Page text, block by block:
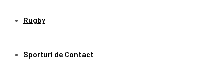
Rugby
Sporturi de Contact